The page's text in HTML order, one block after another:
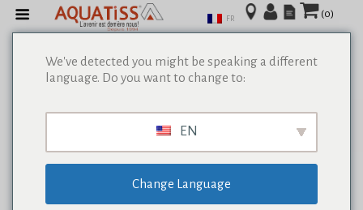
(0)
FR
We've detected you might be speaking a different
language. Do you want to change to:
EN
Change Language